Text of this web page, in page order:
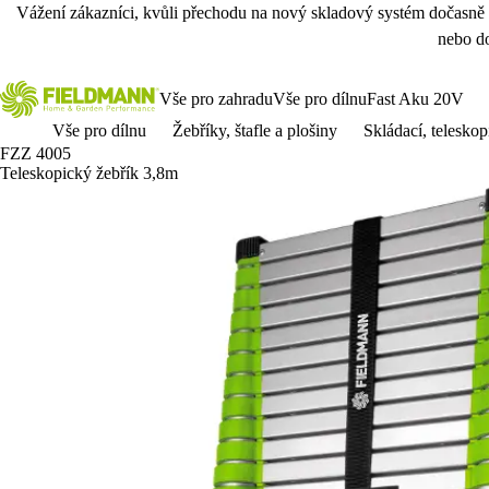
Vážení zákazníci, kvůli přechodu na nový skladový systém
nebo
Vše pro zahraduVše pro dílnuFast Aku 20V
Vše pro dílnu
Žebříky, štafle a plošiny
Skládací,
FZZ 4005
Teleskopický žebřík 3,8m